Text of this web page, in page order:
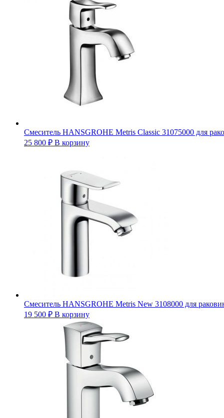
Смеситель HANSGROHE Metris Classic 31075000 для
25 800 ₽ В корзину
Смеситель HANSGROHE Metris New 3108000 для
19 500 ₽ В корзину